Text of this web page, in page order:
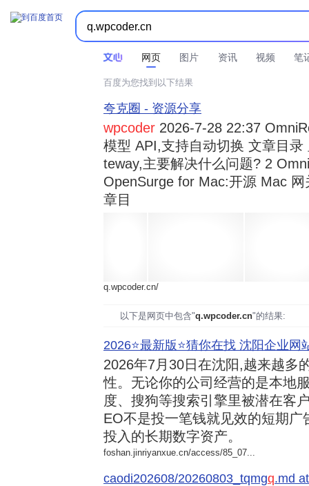
网页 图片 资讯 视频 笔
时间不限  所有网页和文件  站点内检索 
百度为您找到以下结果
夸克圈 - 资源分享
wpcoder 2026-7-28 22:37
模型 API,支持自动切换 文章目
teway,主要解决什么问题? 2
OpenSurge for Mac:开源 Mac
章目
q.wpcoder.cn/
以下是网页中包含"q.wpcoder.cn"的结果:
2026⭐️最新版⭐️猜你在找 沈阳企业网
2026年7月30日在沈阳,越来越多
性。无论你的公司经营的是本地
度、搜狗等搜索引擎里被潜在客
EO不是投一笔钱就见效的短期
投入的长期数字资产。
foshan.jinriyanxue.cn/access/85_07...
caodi202608/20260803_tqmgq.md